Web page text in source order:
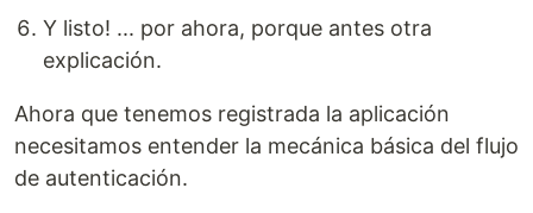
Y listo! ... por ahora, porque antes otra
explicación.
Ahora que tenemos registrada la aplicación
necesitamos entender la mecánica básica del flujo
de autenticación.